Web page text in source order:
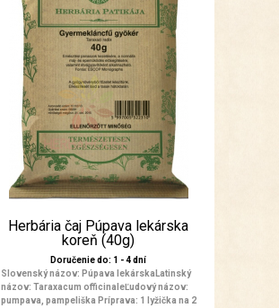
Herbária čaj Púpava lekárska
koreň (40g)
Doručenie do: 1 - 4 dní
Slovenský názov: Púpava lekárskaLatinský
názov: Taraxacum officinaleĽudový názov:
pumpava, pampeliška Príprava: 1 lyžička na 2